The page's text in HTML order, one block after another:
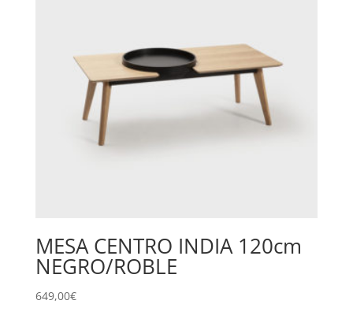
MESA CENTRO INDIA 120cm
NEGRO/ROBLE
649,00€